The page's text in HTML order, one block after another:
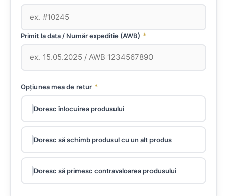
Primit la data / Număr expeditie (AWB) *
Opțiunea mea de retur *
Doresc înlocuirea produsului
Doresc să schimb produsul cu un alt produs
Doresc să primesc contravaloarea produsului